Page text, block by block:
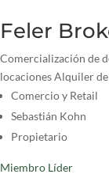
Feler
Comercialización de
locaciones Alquiler
Comercio y Retail
Sebastián Kohn
Propietario
Miembro Líder